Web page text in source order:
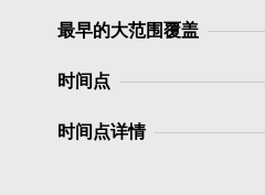
最早的大范围覆盖
时间点
时间点详情